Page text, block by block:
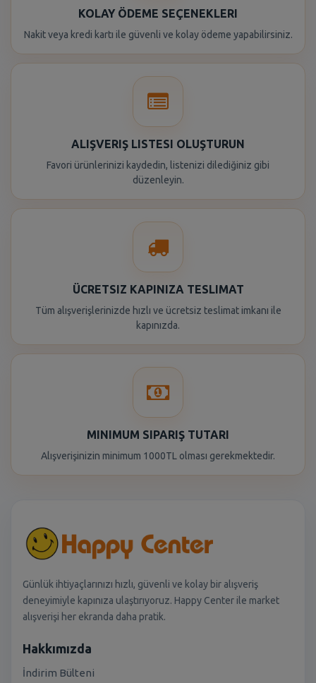
KOLAY ÖDEME SEÇENEKLERI
Nakit veya kredi kartı ile güvenli ve kolay ödeme yapabilirsiniz.
ALIŞVERIŞ LISTESI OLUŞTURUN
Favori ürünlerinizi kaydedin, listenizi dilediğiniz gibi
düzenleyin.
ÜCRETSIZ KAPINIZA TESLIMAT
Tüm alışverişlerinizde hızlı ve ücretsiz teslimat imkanı ile
kapınızda.
MINIMUM SIPARIŞ TUTARI
Alışverişinizin minimum 1000TL olması gerekmektedir.
Günlük ihtiyaçlarınızı hızlı, güvenli ve kolay bir alışveriş
deneyimiyle kapınıza ulaştırıyoruz. Happy Center ile market
alışverişi her ekranda daha pratik.
Hakkımızda
İndirim Bülteni